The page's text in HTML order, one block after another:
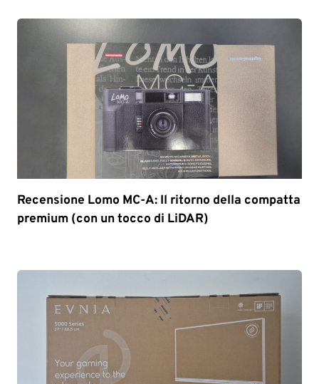
Recensione Lomo MC-A: Il ritorno della compatta
premium (con un tocco di LiDAR)